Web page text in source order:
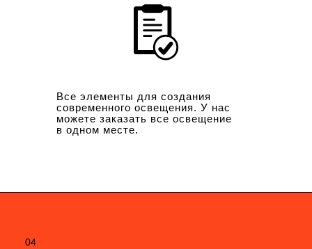
Все элементы для создания
современного освещения. У нас
можете заказать все освещение
в одном месте.
04
04